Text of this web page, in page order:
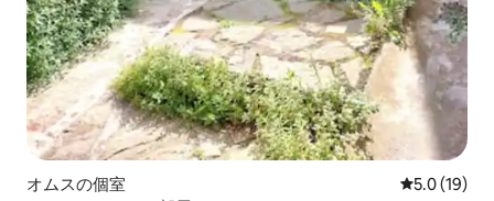
オムスの個室 レビュー19
5.0 (19)